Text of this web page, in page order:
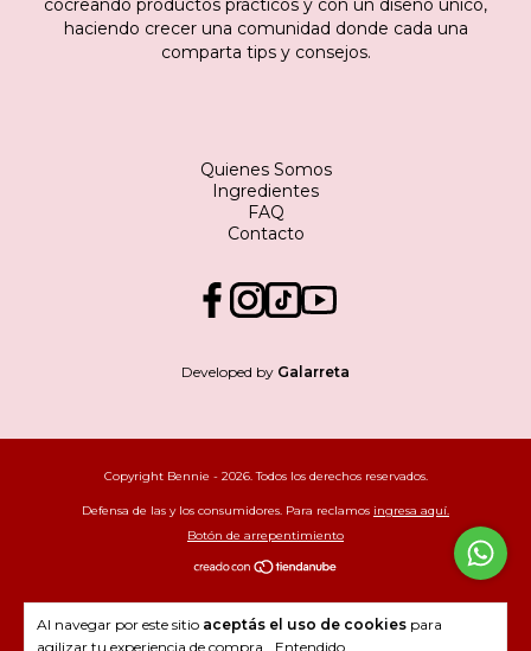
Al navegar por este sitio aceptás el uso de cookies para
agilizar tu experiencia de compra.
Entendido
cocreando productos prácticos y con un diseño único,
haciendo crecer una comunidad donde cada una
comparta tips y consejos.
Quienes Somos
Ingredientes
FAQ
Contacto
Developed by Galarreta
Copyright Bennie - 2026. Todos los derechos reservados.
Defensa de las y los consumidores. Para reclamos ingresa aquí.
Botón de arrepentimiento